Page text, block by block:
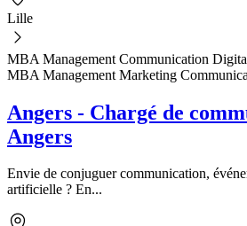
Lille
MBA Management Communication
MBA Management Marketing
Angers - Chargé de
Angers
Envie de conjuguer communication,
artificielle ? En...